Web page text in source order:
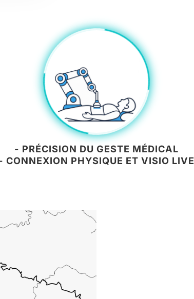
- PRÉCISION DU GESTE MÉDICAL
CONNEXION PHYSIQUE ET VISIO LIVE